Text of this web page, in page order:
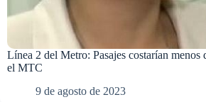
Línea 2 del Metro: Pasajes costarían menos
el MTC
9 de agosto de 2023